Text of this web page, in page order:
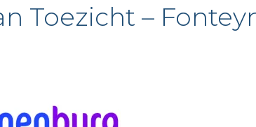
Toezicht –